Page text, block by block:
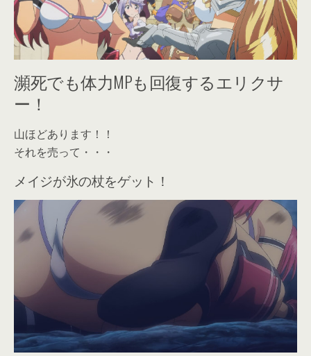
瀕死でも体力MPも回復するエリクサ
ー！
山ほどあります！！
それを売って・・・
メイジが氷の杖をゲット！